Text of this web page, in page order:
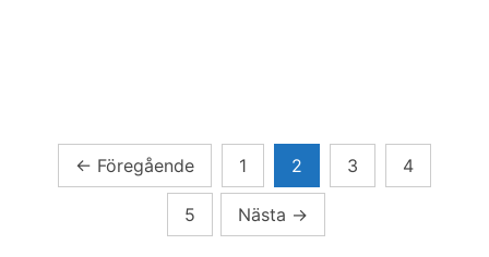
Sidnumrering
← Föregående 1 2 3 4
5 Nästa →